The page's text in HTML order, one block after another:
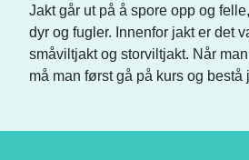
Jakt går ut på å spore opp og
dyr og fugler. Innenfor jakt er det
småviltjakt og storviltjakt. Når
må man først gå på kurs og bestå